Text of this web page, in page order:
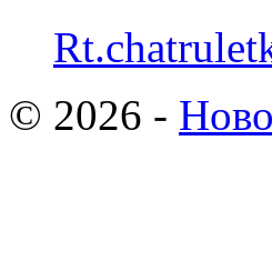
© 2026 -